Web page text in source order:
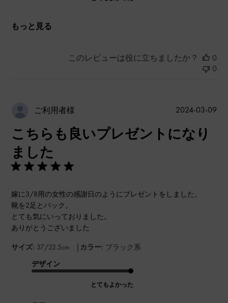
もっと見る
このレビューは役に立ちましたか？
0
0
ご利用者様
こちらも良いプレゼントになり
ました
嫁に3/8用の女性の感謝日のようにプレゼントをしました。
靴を2足とバック。
とても気にいっておりました。
ありがとうございました
サイズ: 37/23.5cm | カラー: ブラック系
デザイン
とてもよかった
公
2024-03-09